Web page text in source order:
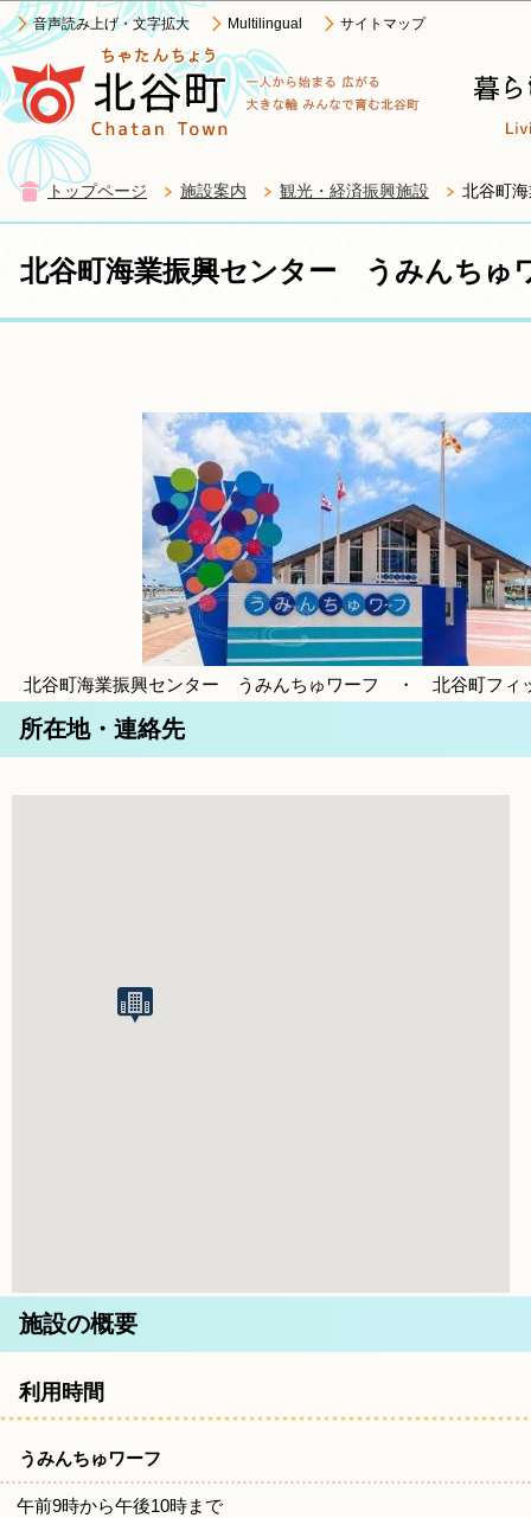
このページの本文へ移動
音声読み上げ・文字拡大 Multilingual サイトマップ
トップページ 施設案内 観光・経済振興施設 北谷町
北谷町海業振興センター うみんちゅ
北谷町海業振興センター うみんちゅワーフ ・ 北谷町フィ
所在地・連絡先
施設の概要
利用時間
うみんちゅワーフ
午前9時から午後10時まで